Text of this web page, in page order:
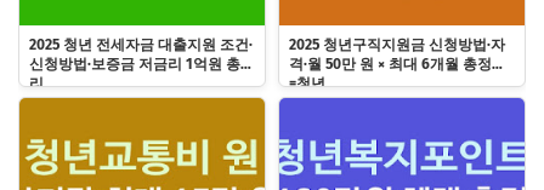
2025 청년 전세자금 대출지원 조건·
신청방법·보증금 저금리 1억원 총정
리
2025 청년구직지원금 신청방법·자
격·월 50만 원 × 최대 6개월 총정리
=청년